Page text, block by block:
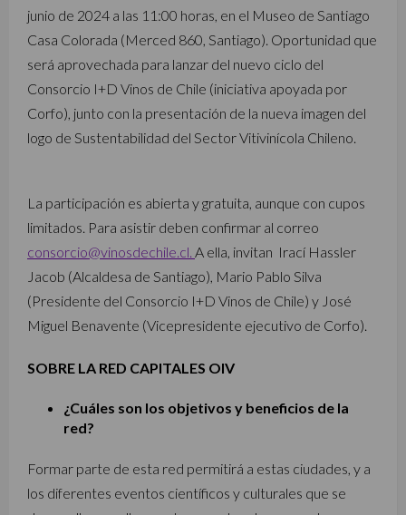
junio de 2024 a las 11:00 horas, en el Museo de Santiago
Casa Colorada (Merced 860, Santiago). Oportunidad que
será aprovechada para lanzar del nuevo ciclo del
Consorcio I+D Vinos de Chile (iniciativa apoyada por
Corfo), junto con la presentación de la nueva imagen del
logo de Sustentabilidad del Sector Vitivinícola Chileno.
La participación es abierta y gratuita, aunque con cupos
limitados. Para asistir deben confirmar al correo
consorcio@vinosdechile.cl. A ella, invitan Irací Hassler
Jacob (Alcaldesa de Santiago), Mario Pablo Silva
(Presidente del Consorcio I+D Vinos de Chile) y José
Miguel Benavente (Vicepresidente ejecutivo de Corfo).
SOBRE LA RED CAPITALES OIV
¿Cuáles son los objetivos y beneficios de la
red?
Formar parte de esta red permitirá a estas ciudades, y a
los diferentes eventos científicos y culturales que se